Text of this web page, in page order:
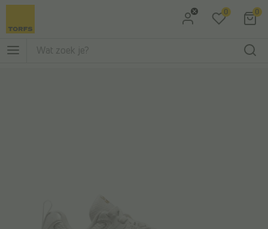
Ga naar Hoofdmenu
0 0